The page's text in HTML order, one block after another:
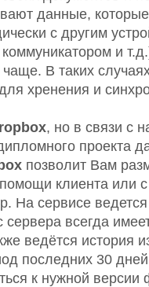
данные,
с другим
и
чаще. В таких
хренения и
, но в связи с
проекта
позволит Вам
клиента или
На сервисе ведется
всегда
ведётся история
последних 30
к нужной версии